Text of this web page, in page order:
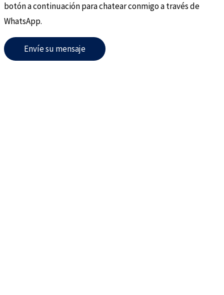
botón a continuación para chatear conmigo a través de
WhatsApp.
Envíe su mensaje